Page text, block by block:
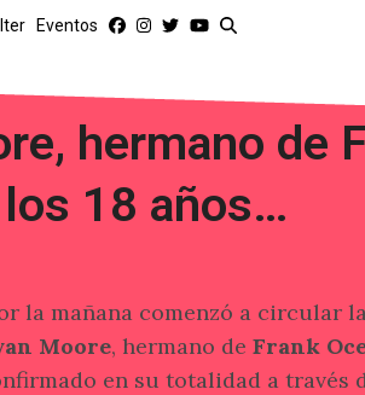
Eventos
hermano de
18 años…
la mañana comenzó a circular
Moore, hermano de Frank
en su totalidad a través